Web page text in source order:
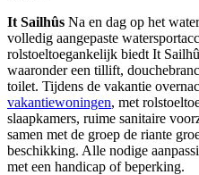
It Sailhûs Na en dag op het
volledig aangepaste
rolstoeltoegankelijk biedt It
waaronder een tillift,
toilet. Tijdens de vakantie
vakantiewoningen, met
slaapkamers, ruime sanitaire
samen met de groep de riante
beschikking. Alle nodige
met een handicap of beperking.